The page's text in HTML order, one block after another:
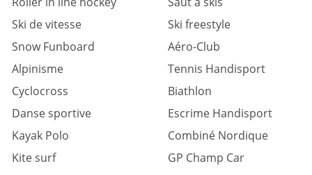
Ski de vitesse
Ski freestyle
Snow Funboard
Aéro-Club
Alpinisme
Tennis Handisport
Cyclocross
Biathlon
Danse sportive
Escrime Handisport
Kayak Polo
Combiné Nordique
Kite surf
GP Champ Car